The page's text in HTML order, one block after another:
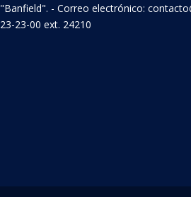
"Banfield". - Correo electrónico:
23-23-00 ext. 24210